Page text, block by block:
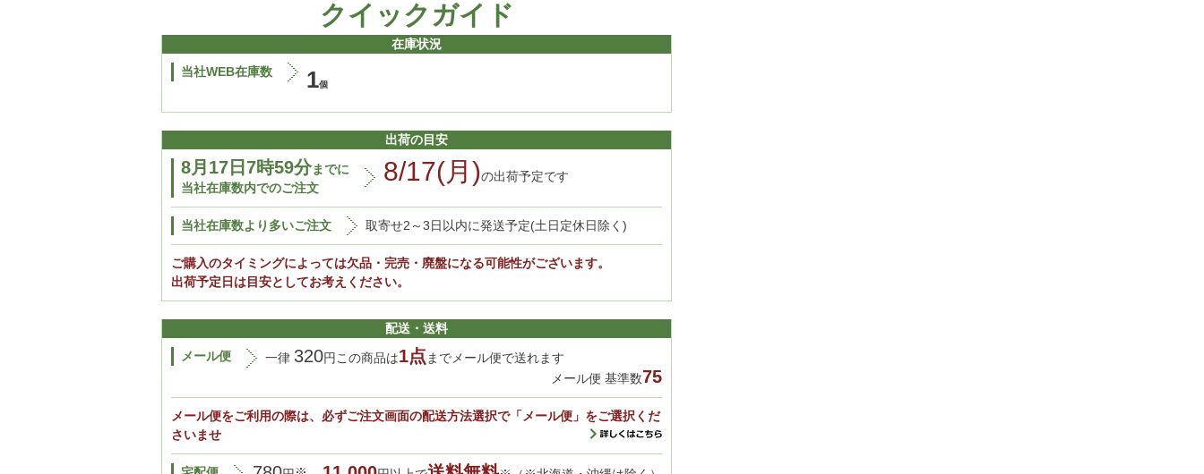
クイックガイド
在庫状況
当社WEB在庫数
1
出荷の目安
8月17日7時59分までに
当社在庫数内でのご注文
8/17(月)の出荷予定です
当社在庫数より多いご注文 取寄せ2～3日以内に発送予定(土日定休日除く)
ご購入のタイミングによっては欠品・完売・廃盤になる可能性がございます。
出荷予定日は目安としてお考えください。
配送・送料
メール便
一律 320円この商品は1点までメール便で送れます
メール便 基準数75
メール便をご利用の際は、必ずご注文画面の配送方法選択で「メール便」をご選択くだ
さいませ